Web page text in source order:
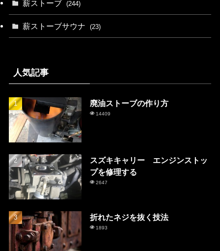
薪ストーブ (244)
薪ストーブサウナ (23)
人気記事
廃油ストーブの作り方
14409
スズキキャリー エンジンストッ
プを修理する
2647
折れたネジを抜く技法
1893